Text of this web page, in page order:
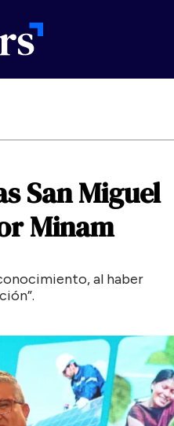
SanMiguel
Minam
al haber